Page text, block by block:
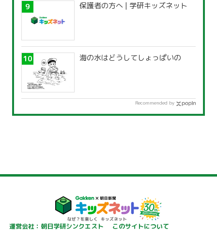
保護者の方へ | 学研キッズネット
海の水はどうしてしょっぱいの
Recommended by
運営会社：朝日学研シンクエスト このサイトについて